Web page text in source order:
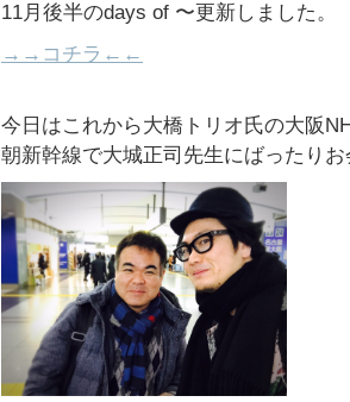
11月後半のdays of 〜更新しました。
→→コチラ←←
今日はこれから大橋トリオ氏の大阪
朝新幹線で大城正司先生にばったり